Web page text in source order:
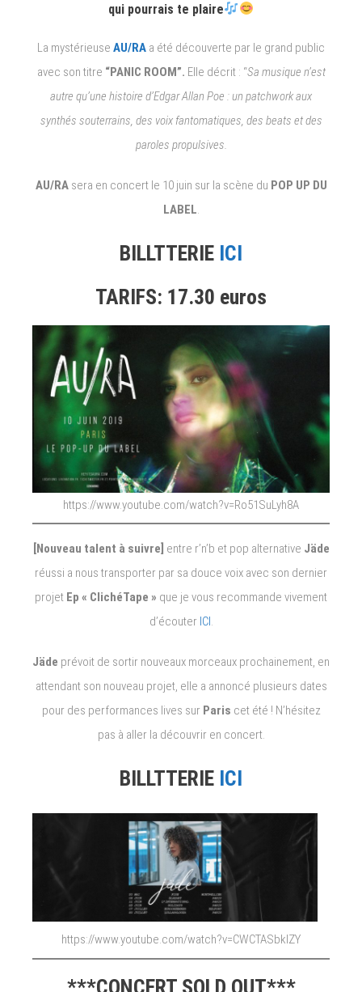
qui pourrais te plaire
La mystérieuse AU/RA a été découverte par le grand public
avec son titre “PANIC ROOM”. Elle décrit : “Sa musique n’est
autre qu’une histoire d’Edgar Allan Poe : un patchwork aux
synthés souterrains, des voix fantomatiques, des beats et des
paroles propulsives.
AU/RA sera en concert le 10 juin sur la scène du POP UP DU
LABEL.
BILLTTERIE ICI
TARIFS: 17.30 euros
https://www.youtube.com/watch?v=Ro51SuLyh8A
[Nouveau talent à suivre] entre r’n’b et pop alternative Jäde
réussi a nous transporter par sa douce voix avec son dernier
projet Ep « ClichéTape » que je vous recommande vivement
d’écouter ICI.
Jäde prévoit de sortir nouveaux morceaux prochainement, en
attendant son nouveau projet, elle a annoncé plusieurs dates
pour des performances lives sur Paris cet été ! N’hésitez
pas à aller la découvrir en concert.
BILLTTERIE ICI
https://www.youtube.com/watch?v=CWCTASbkIZY
***CONCERT SOLD OUT***